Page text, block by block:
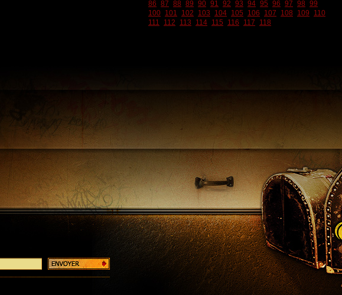
86 87 88 89 90 91 92 93 94 95 96 97 98 99
100 101 102 103 104 105 106 107 108 109
110
111
112 113 114 115 116 117 118